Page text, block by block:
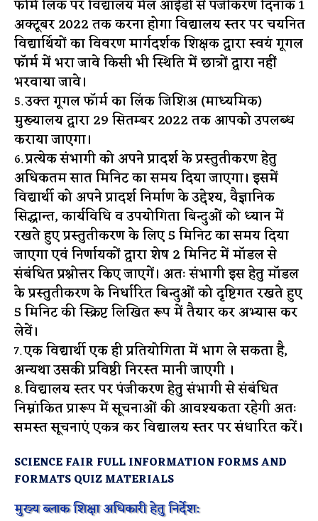
फोर्म लिंक पर विद्यालय मेल आईडी से पंजीकरण दिनांक 1
अक्टूबर2022 तक करना होगा विद्यालय स्तर पर चयनित
विद्यार्थियों का विवरण मार्गदर्शक शिक्षक द्वारा स्वयं गूगल
फॉर्म में भराजावे किसी भी स्थिति में छात्रों द्वारा नहीं
भरवाया जावे।
उक्त गूगल फॉर्म का लिंक जिशिअ (माध्यमिक)
मुख्यालय द्वारा 29 सितम्बर 2022 तक आपको उपलब्ध
कराया जाएगा।
प्रत्येक संभागी को अपने प्रादर्श के प्रस्तुतीकरण हेतु
अधिकतम सात मिनिट का समय दिया जाएगा। इसमें
विद्यार्थी को अपने प्रादर्श निर्माण के उद्देश्य, वैज्ञानिक
सिद्धान्त, कार्यविधि व उपयोगिता बिन्दुओं को ध्यान में
रखते हुए प्रस्तुतीकरण के लिए 5 मिनिट का समय दिया
जाएगा एवं निर्णायकों द्वारा शेष 2 मिनिट में मॉडल से
संबंधित प्रश्नोत्तर किए जाएगें। अतः संभागी इस हेतु मॉडल
के प्रस्तुतीकरण के निर्धारित बिन्दुओं को दृष्टिगत रखते हुए
5 मिनिट की स्क्रिप्ट लिखित रूप में तैयार करअभ्यास कर
लेवें।
एक विद्यार्थी एक ही प्रतियोगिता में भाग ले सकता है,
अन्यथा उसकी प्रविष्ठी निरस्त मानी जाएगी ।
विद्यालय स्तर पर पंजीकरण हेतु संभागी से संबंधित
निम्नांकित प्रारूप में सूचनाओं की आवश्यकता रहेगी अतः
समस्तसूचनाएं एकत्र कर विद्यालय स्तर पर संधारित करें।
SCIENCE FAIR FULL INFORMATION FORMS AND
FORMATS QUIZ MATERIALS
मुख्य ब्लाक शिक्षा अधिकारी हेतु निर्देश: